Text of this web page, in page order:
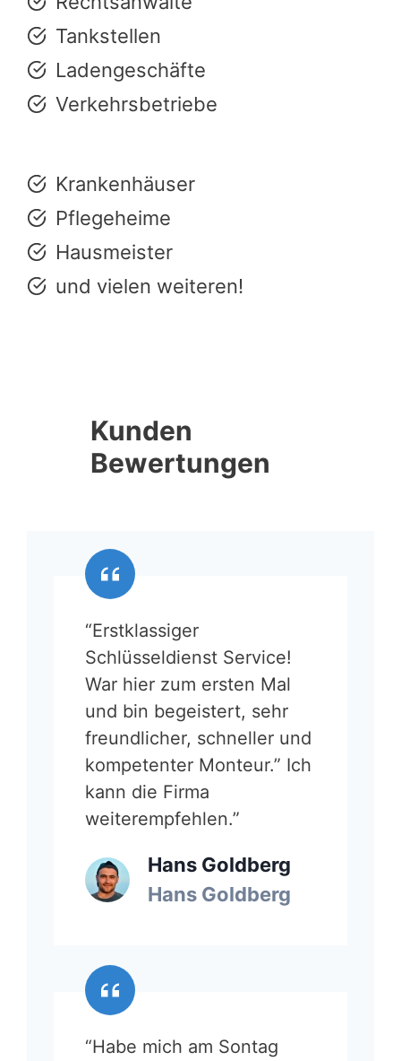
Tankstellen
Ladengeschäfte
Verkehrsbetriebe
Krankenhäuser
Pflegeheime
Hausmeister
und vielen weiteren!
Kunden
Bewertungen
“Erstklassiger
Schlüsseldienst Service!
War hier zum ersten Mal
und bin begeistert, sehr
freundlicher, schneller und
kompetenter Monteur.” Ich
kann die Firma
weiterempfehlen.”
Hans Goldberg
Hans Goldberg
“Habe mich am Sontag